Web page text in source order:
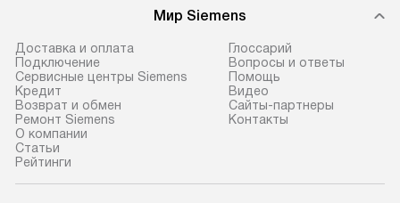
доставки доставит упакованный
требуется переместить прибор
до двери квартиры или до места
установки, пожалуйста,
предварительно согласуйте это
с менеджером. За данную услугу
взимается дополнительная плата.
Стандартная
и
Мир Siemens
Доставка и оплата
Подключение
Сервисные центры Siemens
Кредит
Возврат и обмен
Ремонт Siemens
О компании
Статьи
Рейтинги
Глоссарий
Вопросы и ответы
Помощь
Видео
Сайты-партнеры
Контакты